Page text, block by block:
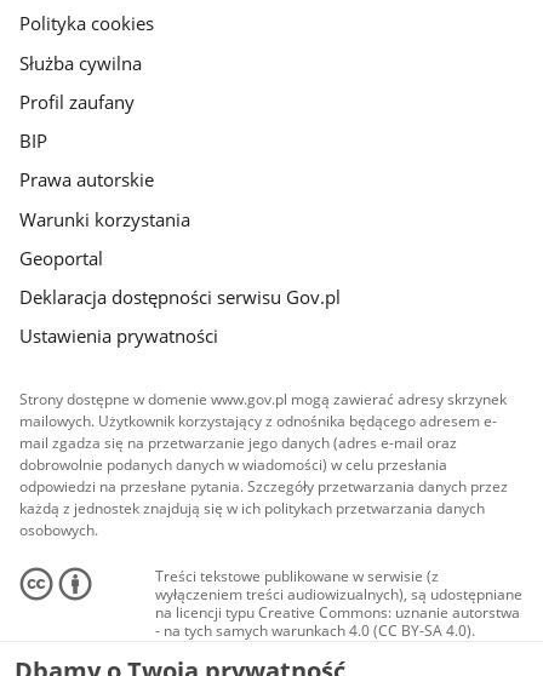
gov.pl
Polityka cookies
Służba cywilna
Profil zaufany
BIP
Prawa autorskie
Warunki korzystania
Geoportal
Deklaracja dostępności serwisu Gov.pl
Ustawienia prywatności
Strony dostępne w domenie www.gov.pl mogą zawierać adresy skrzynek
mailowych. Użytkownik korzystający z odnośnika będącego adresem e-
mail zgadza się na przetwarzanie jego danych (adres e-mail oraz
dobrowolnie podanych danych w wiadomości) w celu przesłania
odpowiedzi na przesłane pytania. Szczegóły przetwarzania danych przez
każdą z jednostek znajdują się w ich politykach przetwarzania danych
osobowych.
Treści tekstowe publikowane w serwisie (z
wyłączeniem treści audiowizualnych), są udostępniane
na licencji typu Creative Commons: uznanie autorstwa
- na tych samych warunkach 4.0 (CC BY-SA 4.0).
Materiały audiowizualne, w tym zdjęcia, materiały
audio i wideo, są udostępniane na licencji typu